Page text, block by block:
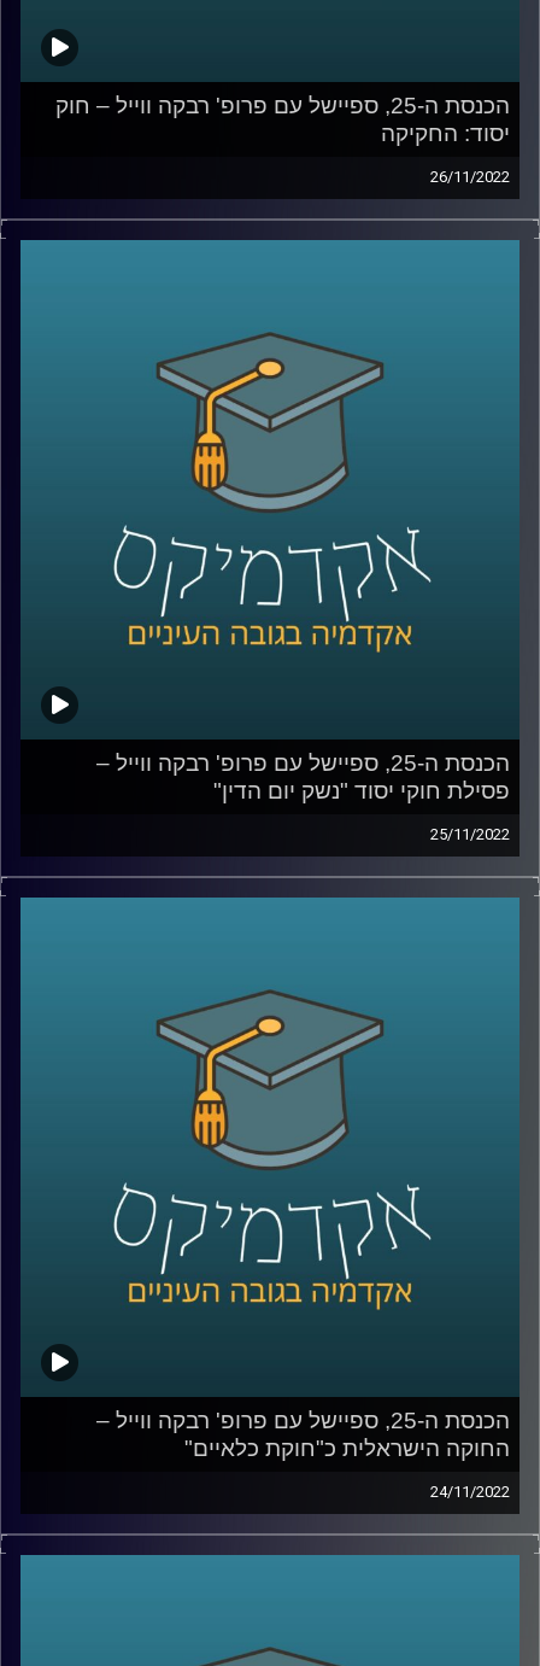
הכנסת ה-25, ספיישל עם פרופ' רבקה ווייל – חוק
יסוד: החקיקה
26/11/2022
בתקופה האחרונה סוגיות חוקתיות רבות עלו לראש סדר היום
הציבורי: פסקת ההתגברות, סמכויות בית המשפט העליון, ראש
בפרקים הקרובים של אקדמיקס אצלול לכמה מסוגיות
חוקתיות אלו ויחד עם פרופ' רבקה ווייל, מרצה וחוקרת של
משפט חוקתי, ציבורי והשוואתי, אקיים שיחה אקדמית בגובה
העיניים על הנושאים שבערו בבחירות האחרונות ומשפיעים על
ובפרק הזה –חוק יסוד: החקיקה, חוק יסוד ששרי המשפטים
בשנים האחרונות (ומאז 2004, אז הונח לראשונה על שולחן
הכנסת) מנסים לקדם אך טרם חוקק. מה חוק היסוד אומר, למה
הוא נחוץ, על מה המחלוקת, ומה הבעיות בו? האזינו.
הכנסת ה-25, ספיישל עם פרופ' רבקה ווייל –
פסילת חוקי יסוד "נשק יום הדין"
25/11/2022
בתקופה האחרונה סוגיות חוקתיות רבות עלו לראש סדר היום
הציבורי: פסקת ההתגברות, סמכויות בית המשפט העליון, ראש
בפרקים הקרובים של אקדמיקס אצלול לכמה מסוגיות
חוקתיות אלו ויחד עם פרופ' רבקה ווייל, מרצה וחוקרת של
משפט חוקתי, ציבורי והשוואתי, אקיים שיחה אקדמית בגובה
העיניים על הנושאים שבערו בבחירות האחרונות ומשפיעים על
ובפרק הזה –פסילת חוקי יסוד,נושא אותו מכנה פרופ' ווייל
"נשק יום הדין"–
האפשרות לפסול חוק יסוד נדונה בשנה
שעברה (2021) בשלושה הקשרים שונים : ממשלת החליפין,
התקציב הדו שנתי והנושא הבוער של התקופה – חוק
קרדיט תמונות:AudioVersity
הכנסת ה-25, ספיישל עם פרופ' רבקה ווייל –
החוקה הישראלית כ"חוקת כלאיים"
24/11/2022
בתקופה האחרונה סוגיות חוקתיות רבות עלו לראש סדר היום
הציבורי: פסקת ההתגברות, סמכויות בית המשפט העליון, ראש